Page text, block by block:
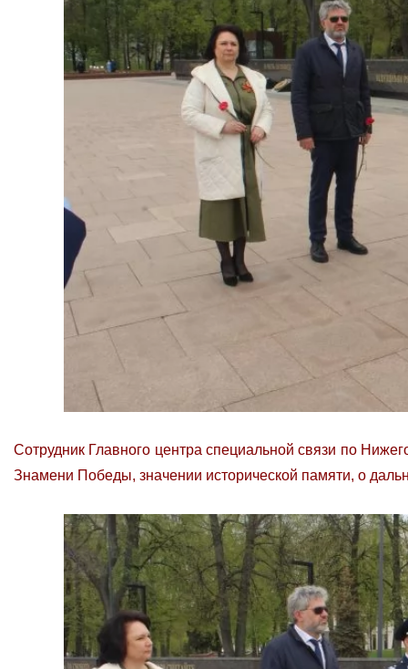
Сотрудник Главного центра специальной связи по
Знамени Победы, значении исторической памяти, о